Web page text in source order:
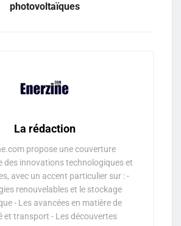
photovoltaïques
La rédaction
propose une couverture
des innovations technologiques et
avec un accent particulier sur : -
renouvelables et le stockage
- Les avancées en matière de
et transport - Les découvertes